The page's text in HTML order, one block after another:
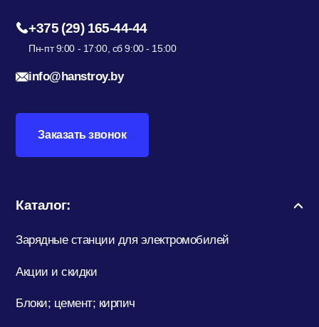
+375 (29) 165-44-44
Пн-пт 9:00 - 17:00, сб 9:00 - 15:00
info@hanstroy.by
Заказать звонок
Каталог:
Зарядные станции для электромобилей
Акции и скидки
Блоки; цемент; кирпич